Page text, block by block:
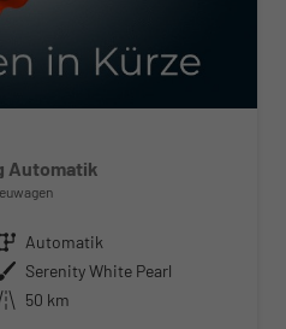
Automatik
Getriebe Automatik
Außenfarbe Serenity White Pearl
Kilometerstand 50 km